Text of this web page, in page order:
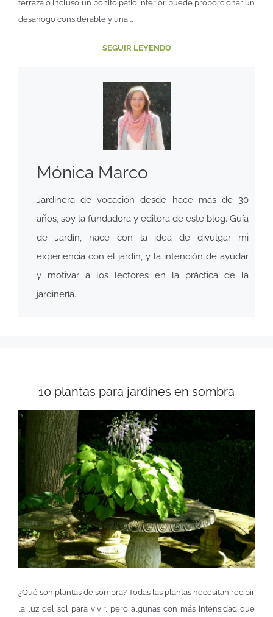
terraza o incluso un bonito patio interior puede proporcionar un
desahogo considerable y una …
SEGUIR LEYENDO
Mónica Marco
Jardinera de vocación desde hace más de 30
años, soy la fundadora y editora de este blog. Guía
de Jardín, nace con la idea de divulgar mi
experiencia con el jardín, y la intención de ayudar
y motivar a los lectores en la práctica de la
jardinería.
10 plantas para jardines en sombra
¿Qué son plantas de sombra? Todas las plantas necesitan recibir
la luz del sol para vivir, pero algunas con más intensidad que